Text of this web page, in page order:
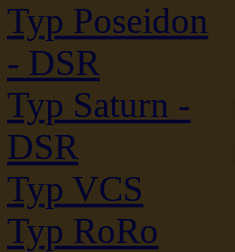
Typ Poseidon
- DSR
Typ Saturn -
DSR
Typ VCS
Typ RoRo